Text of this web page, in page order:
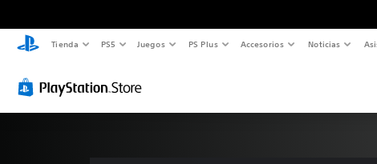
Tienda PS5 Juegos PS Plus Accesorios Noticias